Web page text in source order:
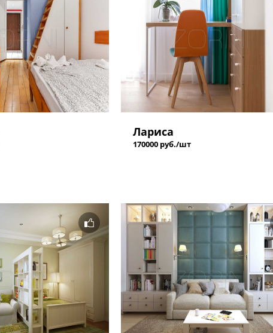
Лариса
170000 руб./шт